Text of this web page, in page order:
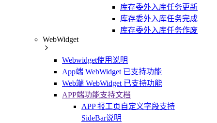
库存委外入库任务更新
库存委外入库任务完成
库存委外入库任务作废
WebWidget
Webwidget使用说明
App端 WebWidget 已支持功能
Web端 WebWidget 已支持功能
APP端功能支持文档
APP 报工页自定义字段支持
SideBar说明